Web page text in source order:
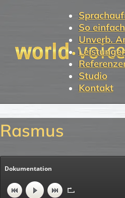
So einfach
Unverb.
Studio
Kontakt
Rasmus
Dokumentation